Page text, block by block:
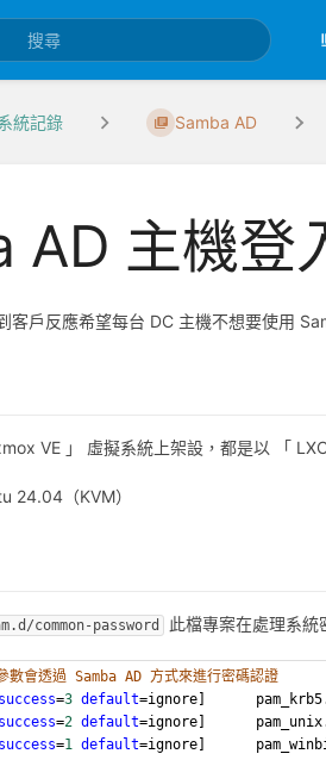
統記錄 Samba AD
AD 主機登
戶反應希望每台 DC 主機不想要使用
VE 」 虛擬系統上架設，都是以 「
24.04（KVM）
common-password 此檔專案在處理系統
數會透過 Samba AD 方式來進行密碼認證
=3 default=ignore]
=2 default=ignore]
=1 default=ignore]